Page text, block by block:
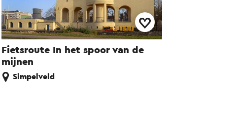
Fietsroute In het spoor van de
mijnen
Simpelveld